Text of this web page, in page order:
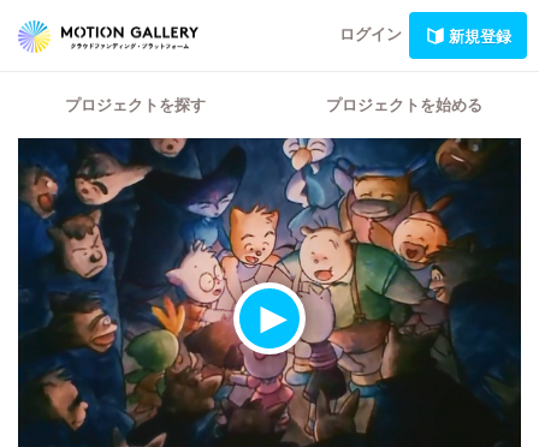
ログイン 新規登録
プロジェクトを探す プロジェクトを始める